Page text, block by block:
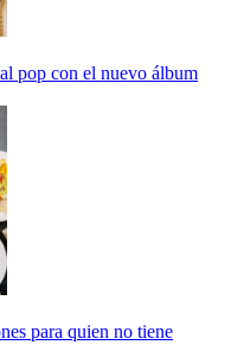
pop con el nuevo álbum
para quien no tiene